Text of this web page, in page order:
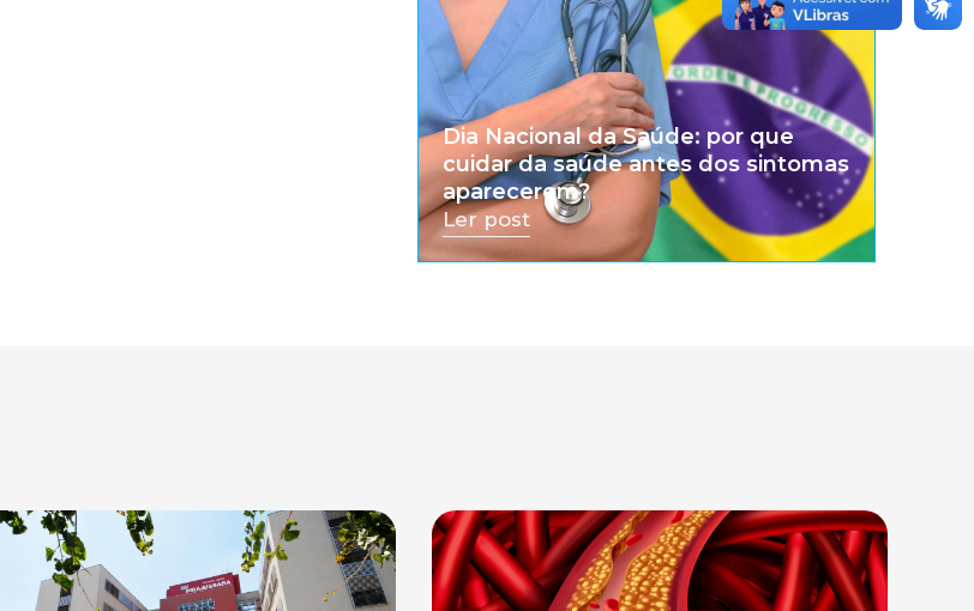
Dia Nacional da Saúde: por que
cuidar da saúde antes dos sintomas
aparecerem?
Ler post